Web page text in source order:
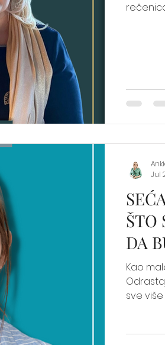
ŠTO
DA
Kao
sve više
Jul